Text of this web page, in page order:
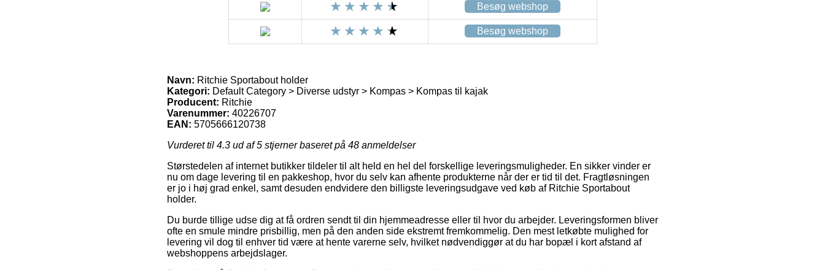
Besøg webshop
Besøg webshop
Navn: Ritchie Sportabout holder
Kategori: Default Category > Diverse udstyr > Kompas > Kompas til kajak
Producent: Ritchie
Varenummer: 40226707
EAN: 5705666120738
Vurderet til 4.3 ud af 5 stjerner baseret på 48 anmeldelser
Størstedelen af internet butikker tildeler til alt held en hel del forskellige leveringsmuligheder. En sikker vinder er
nu om dage levering til en pakkeshop, hvor du selv kan afhente produkterne når der er tid til det. Fragtløsningen
er jo i høj grad enkel, samt desuden endvidere den billigste leveringsudgave ved køb af Ritchie Sportabout
holder.
Du burde tillige udse dig at få ordren sendt til din hjemmeadresse eller til hvor du arbejder. Leveringsformen bliver
ofte en smule mindre prisbillig, men på den anden side ekstremt fremkommelig. Den mest letkøbte mulighed for
levering vil dog til enhver tid være at hente varerne selv, hvilket nødvendiggør at du har bopæl i kort afstand af
webshoppens arbejdslager.